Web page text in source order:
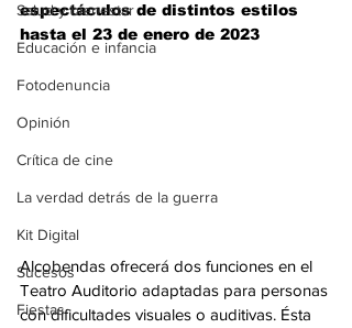
Salud y bienestar
Educación e infancia
Fotodenuncia
Opinión
Crítica de cine
La verdad detrás de la guerra
Kit Digital
Sucesos
Fiestas
espectáculos de distintos estilos
hasta el 23 de enero de 2023
Alcobendas ofrecerá dos funciones en el
Teatro Auditorio adaptadas para personas
con dificultades visuales o auditivas. Ésta